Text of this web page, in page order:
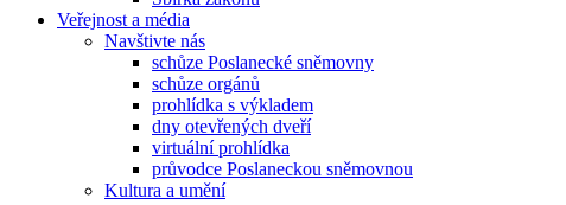
Veřejnost a média
Navštivte nás
schůze Poslanecké sněmovny
schůze orgánů
prohlídka s výkladem
dny otevřených dveří
virtuální prohlídka
průvodce Poslaneckou sněmovnou
Kultura a umění